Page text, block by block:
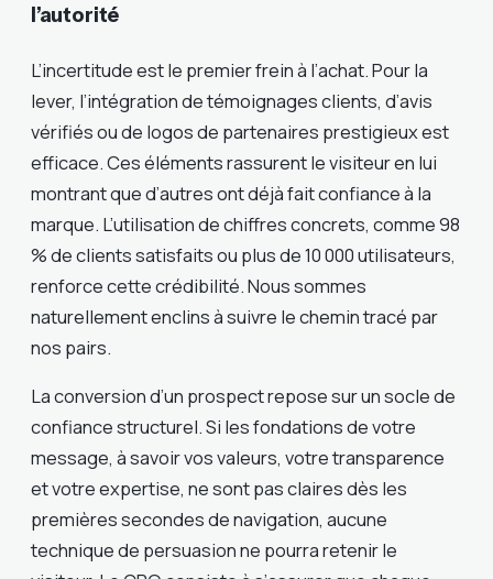
l’autorité
L’incertitude est le premier frein à l’achat. Pour la
lever, l’intégration de témoignages clients, d’avis
vérifiés ou de logos de partenaires prestigieux est
efficace. Ces éléments rassurent le visiteur en lui
montrant que d’autres ont déjà fait confiance à la
marque. L’utilisation de chiffres concrets, comme 98
% de clients satisfaits ou plus de 10 000 utilisateurs,
renforce cette crédibilité. Nous sommes
naturellement enclins à suivre le chemin tracé par
nos pairs.
La conversion d’un prospect repose sur un socle de
confiance structurel. Si les fondations de votre
message, à savoir vos valeurs, votre transparence
et votre expertise, ne sont pas claires dès les
premières secondes de navigation, aucune
technique de persuasion ne pourra retenir le